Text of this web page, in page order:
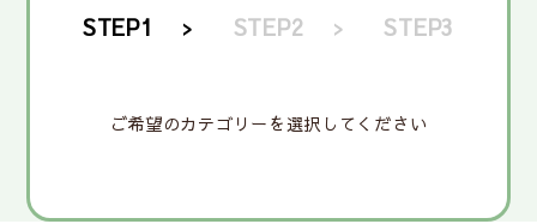
【1級遮光・防炎カーテン】オールワン 【完全遮光カーテン】サンガード
8,000
【遮像･防炎レースカーテン】ミエーヌ
【UVカットレースカーテン】レインボ
ー
【レースカフェカーテン】レインボー
【既製カフェカーテン】トルコレース
（ケイティ、ジェーン、パーリッシ
【タッセル】マグネットタッセル ド
【タッセル】ベリー
1,210
STEP1 STEP2 STEP3
ご希望のカテゴリーを選択してください